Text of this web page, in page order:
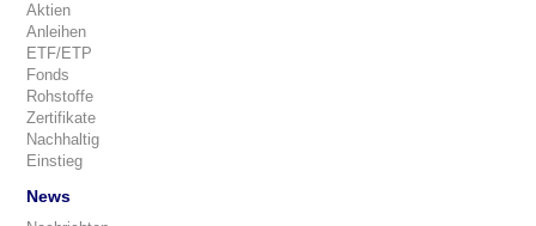
Aktien
Anleihen
ETF/ETP
Fonds
Rohstoffe
Zertifikate
Nachhaltig
Einstieg
News